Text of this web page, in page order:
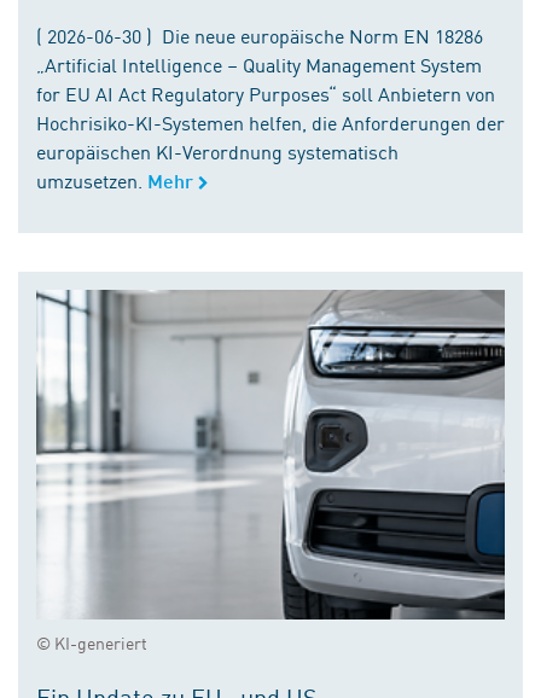
( 2026-06-30 ) Die neue europäische Norm EN 18286
„Artificial Intelligence – Quality Management System
for EU AI Act Regulatory Purposes“ soll Anbietern von
Hochrisiko-KI-Systemen helfen, die Anforderungen der
europäischen KI-Verordnung systematisch
umzusetzen. Mehr
© KI-generiert